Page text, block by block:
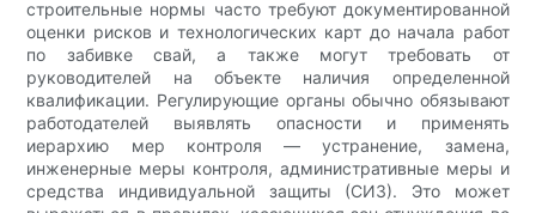
строительные нормы часто требуют документированной
оценки рисков и технологических карт до начала работ
по забивке свай, а также могут требовать от
руководителей на объекте наличия определенной
квалификации. Регулирующие органы обычно обязывают
работодателей выявлять опасности и применять
иерархию мер контроля — устранение, замена,
инженерные меры контроля, административные меры и
средства индивидуальной защиты (СИЗ). Это может